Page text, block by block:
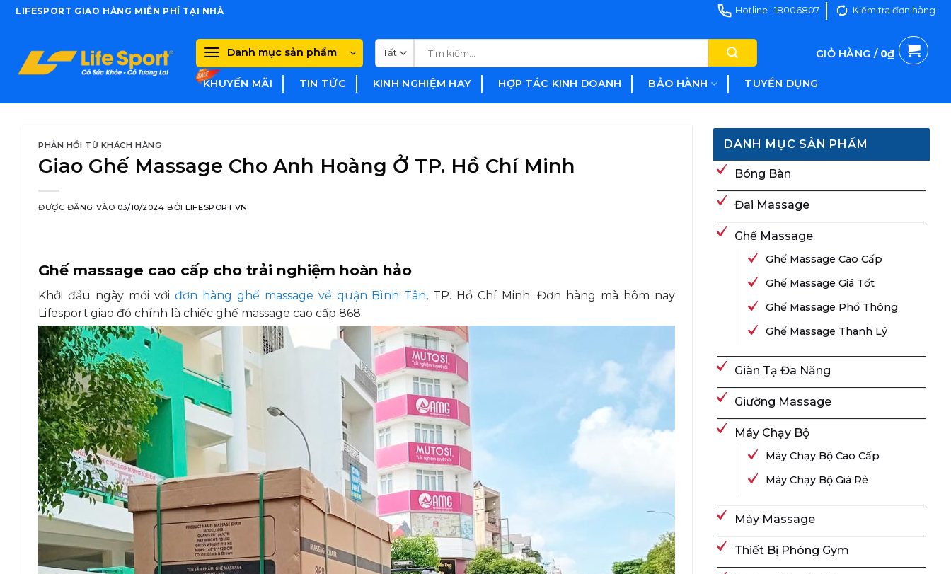
SkipLIFESPORT GIAO HÀNG MIỄN PHÍ TẠI NHÀ Hotline : 18006807 Kiểm tra đơn hàng
Danh mục sản phẩm
kiếm:
KHUYẾN MÃI TIN TỨC KINH NGHIỆM HAY HỢP TÁC KINH DOANH BẢO HÀNH TUYỂN DỤNG
GIỎ HÀNG / 0₫
PHẢN HỒI TỪ KHÁCH HÀNG
Giao Ghế Massage Cho Anh Hoàng Ở TP. Hồ Chí Minh
ĐƯỢC ĐĂNG VÀO 03/10/2024 BỞILIFESPORT.VN
Ghế massage cao cấp cho trải nghiệm hoàn hảo
Khởi đầu ngày mới với đơn hàng ghế massage về quận Bình Tân, TP. Hồ Chí Minh. Đơn hàng mà hôm nay
Lifesport giao đó chính là chiếc ghế massage cao cấp 868.
DANH MỤC SẢN PHẨM
Bóng Bàn
Đai Massage
Ghế Massage
Ghế Massage Cao Cấp
Ghế Massage Giá Tốt
Ghế Massage Phổ Thông
Ghế Massage Thanh Lý
Giàn Tạ Đa Năng
Giường Massage
Máy Chạy Bộ
Máy Chạy Bộ Cao Cấp
Máy Chạy Bộ Giá Rẻ
Máy Massage
Thiết Bị Phòng Gym